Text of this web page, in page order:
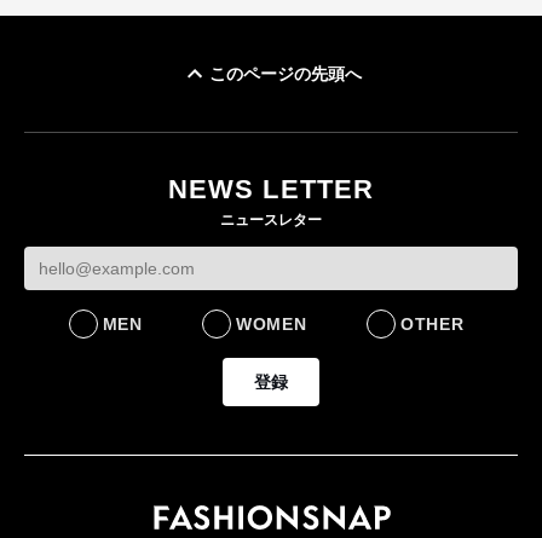
このページの先頭へ
NEWS LETTER
ニュースレター
MEN WOMEN OTHER
登録